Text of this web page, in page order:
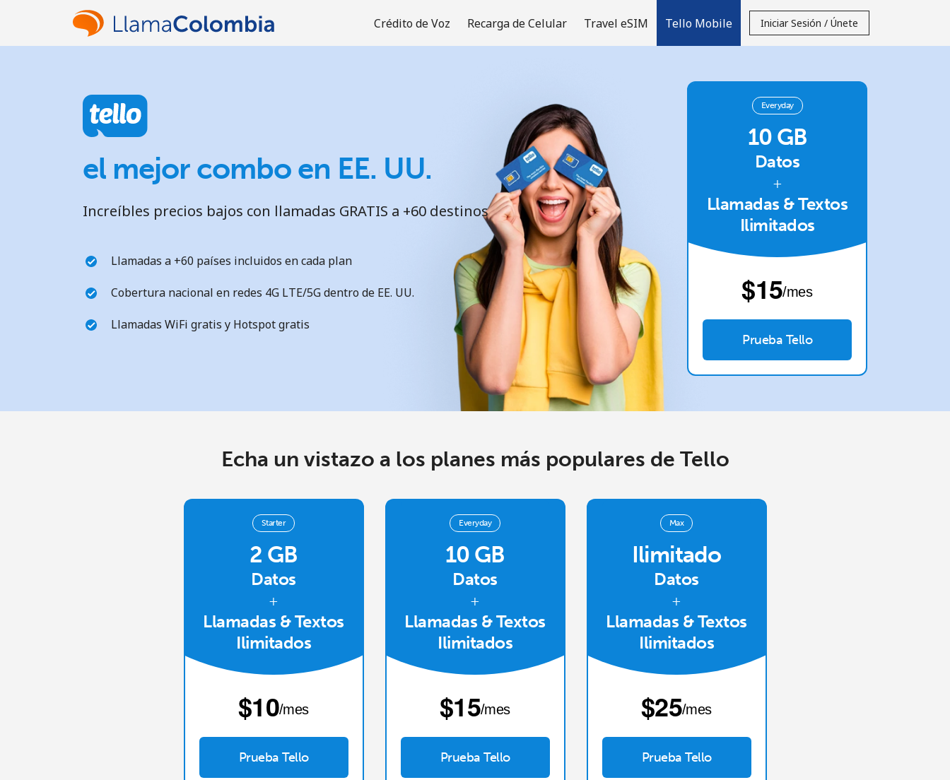
Crédito de Voz Recarga de Celular Travel eSIM Tello Mobile Iniciar Sesión / Únete
¡Bienvenido!
Inicia sesión →
Regístrate con
o
No se ha creado una contraseña
Un caracter especial
Mantente en contacto para recibir nuestras mejores
ofertas.
el mejor combo en EE. UU.
Increíbles precios bajos con llamadas GRATIS a +60 destinos
Llamadas a +60 países incluidos en cada plan
Cobertura nacional en redes 4G LTE/5G dentro de EE. UU.
Llamadas WiFi gratis y Hotspot gratis
Everyday
10 GB
Datos
+
Llamadas & Textos
Ilimitados
⁦$15⁩/mes
Prueba Tello
Echa un vistazo a los planes más populares de Tello
Starter
2 GB
Datos
+
Llamadas & Textos
Ilimitados
⁦$10⁩/mes
Prueba Tello
Everyday
10 GB
Datos
+
Llamadas & Textos
Ilimitados
⁦$15⁩/mes
Prueba Tello
Max
Ilimitado
Datos
+
Llamadas & Textos
Ilimitados
⁦$25⁩/mes
Prueba Tello